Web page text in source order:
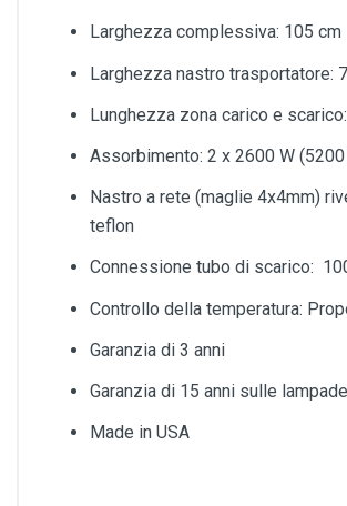
Larghezza complessiva: 105 cm
Larghezza nastro trasportatore:
Lunghezza zona carico e
Assorbimento: 2 x 2600 W
Nastro a rete (maglie 4x4mm)
teflon
Connessione tubo di scarico:
Controllo della temperatura:
Garanzia di 3 anni
Garanzia di 15 anni sulle lampade
Made in USA